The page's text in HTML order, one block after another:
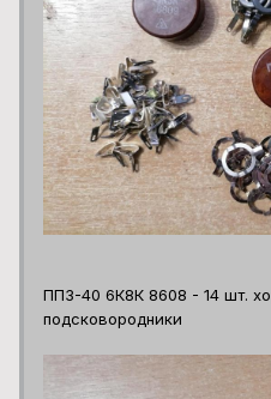
ПП3-40 6К8К 8608 - 14 шт.
подсковородники